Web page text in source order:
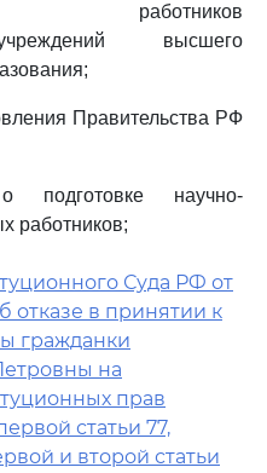
работников
высшего
Правительства РФ
подготовке научно-
работников;
Суда РФ от
отказе в принятии к
гражданки
на
прав
статьи 77,
и второй статьи